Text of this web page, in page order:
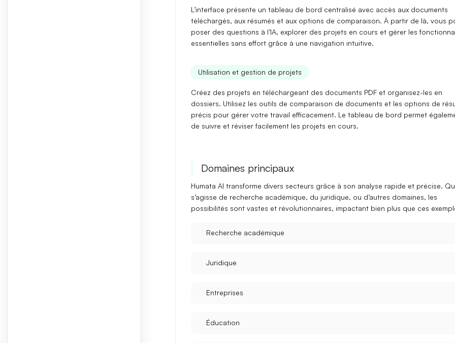
L’interface présente un tableau de bord centralisé avec accès aux documents
téléchargés, aux résumés et aux options de comparaison. À partir de là, vous
poser des questions à l’IA, explorer des projets en cours et gérer les
essentielles sans effort grâce à une navigation intuitive.
Utilisation et gestion de projets
Créez des projets en téléchargeant des documents PDFet organisez-les en
dossiers. Utilisez les outils de comparaison de documents et les options de
précis pour gérer votre travail efficacement. Le tableau de bord permet
de suivre et réviserfacilement les projets en cours.
Domaines principaux
Humata AI transforme divers secteurs grâce à son analyse rapide et précise.
s’agisse de recherche académique, du juridique, ou d’autres domaines, les
possibilités sont vastes et révolutionnaires, impactant bien plus que ces
Recherche académique
Juridique
Entreprises
Éducation